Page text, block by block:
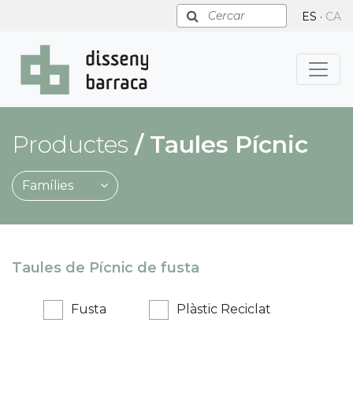
Cercar
ES · CA
Productes / Taules Pícnic
Famílies
Taules de Pícnic de fusta
Fusta Plàstic Reciclat